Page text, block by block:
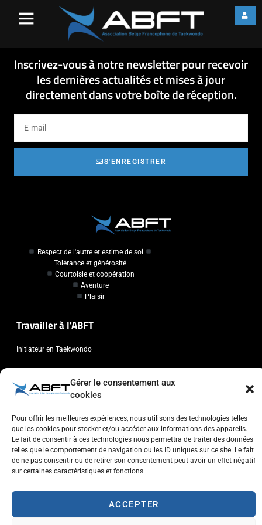
Gérer le consentement aux
cookies
Pour offrir les meilleures expériences, nous utilisons des technologies telles
que les cookies pour stocker et/ou accéder aux informations des appareils.
Le fait de consentir à ces technologies nous permettra de traiter des données
telles que le comportement de navigation ou les ID uniques sur ce site. Le fait
de ne pas consentir ou de retirer son consentement peut avoir un effet négatif
sur certaines caractéristiques et fonctions.
ACCEPTER
arbitrage fev 2014-1
14-01-22 invitation formation arbitrage fev 2014-1
Inscrivez-vous à notre newsletter pour recevoir
les dernières actualités et mises à jour
directement dans votre boîte de réception.
S'ENREGISTRER
Respect de l'autre et estime de soi
Tolérance et générosité
Courtoisie et coopération
Aventure
Plaisir
Travailler à l'ABFT
Initiateur en Taekwondo
Chaussée de Wavre, 2057 - 1160 Auderghem
info@abft.be
+32 (0)2 347 34 77